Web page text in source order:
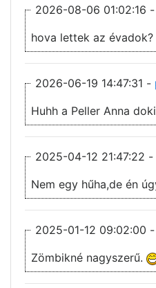
2026-08-06 01:02:16 -
hova lettek az évadok?
2026-06-19 14:47:31 -
Huhh a Peller Anna
2025-04-12 21:47:22 -
2025-01-12 09:02:00 -
Zömbikné nagyszerű.